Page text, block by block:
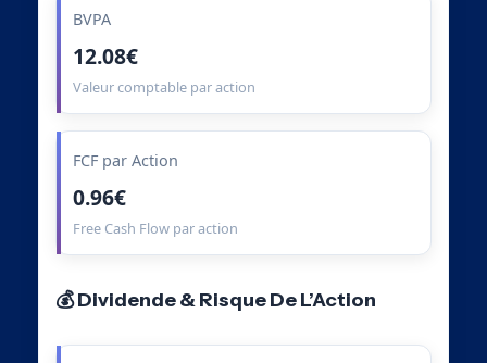
BVPA
12.08€
Valeur comptable par action
FCF par Action
0.96€
Free Cash Flow par action
💰 Dividende & Risque De L’Action